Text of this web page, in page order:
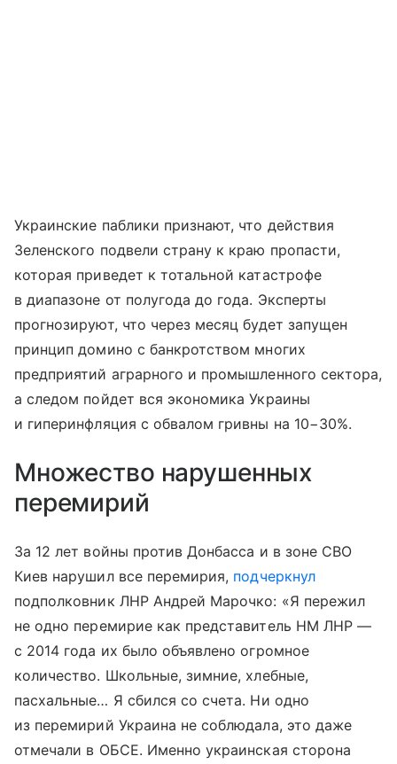
Украинские паблики признают, что действия
Зеленского подвели страну к краю пропасти,
которая приведет к тотальной катастрофе
в диапазоне от полугода до года. Эксперты
прогнозируют, что через месяц будет запущен
принцип домино с банкротством многих
предприятий аграрного и промышленного сектора,
а следом пойдет вся экономика Украины
и гиперинфляция с обвалом гривны на 10−30%.
Множество нарушенных
перемирий
За 12 лет войны против Донбасса и в зоне СВО
Киев нарушил все перемирия, подчеркнул
подполковник ЛНР Андрей Марочко: «Я пережил
не одно перемирие как представитель НМ ЛНР —
с 2014 года их было объявлено огромное
количество. Школьные, зимние, хлебные,
пасхальные… Я сбился со счета. Ни одно
из перемирий Украина не соблюдала, это даже
отмечали в ОБСЕ. Именно украинская сторона